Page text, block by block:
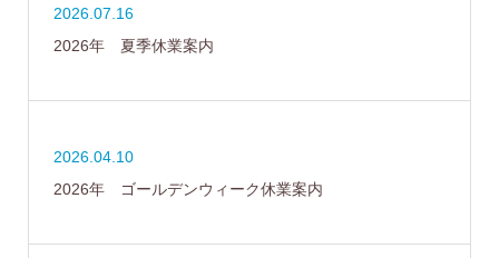
2026.07.16
2026年 夏季休業案内
2026.04.10
2026年 ゴールデンウィーク休業案内